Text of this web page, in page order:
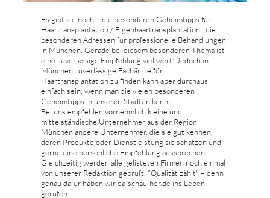
Es gibt sie noch – die besonderen Geheimtipps für
Haartransplantation / Eigenhaartransplantation , die
besonderen Adressen für professionelle Behandlungen
in München. Gerade bei diesem besonderen Thema ist
eine zuverlässige Empfehlung viel wert! Jedoch in
München zuverlässige Fachärzte für
Haartransplantation zu finden kann aber durchaus
einfach sein, wenn man die vielen besonderen
Geheimtipps in unseren Städten kennt.
Bei uns empfehlen vornehmlich kleine und
mittelständische Unternehmer aus der Region
München andere Unternehmer, die sie gut kennen,
deren Produkte oder Dienstleistung sie schätzen und
gerne eine persönliche Empfehlung aussprechen.
Gleichzeitig werden alle gelisteten Firmen noch einmal
von unserer Redaktion geprüft. "Qualität zählt" – denn
genau dafür haben wir da-schau-her.de ins Leben
gerufen.